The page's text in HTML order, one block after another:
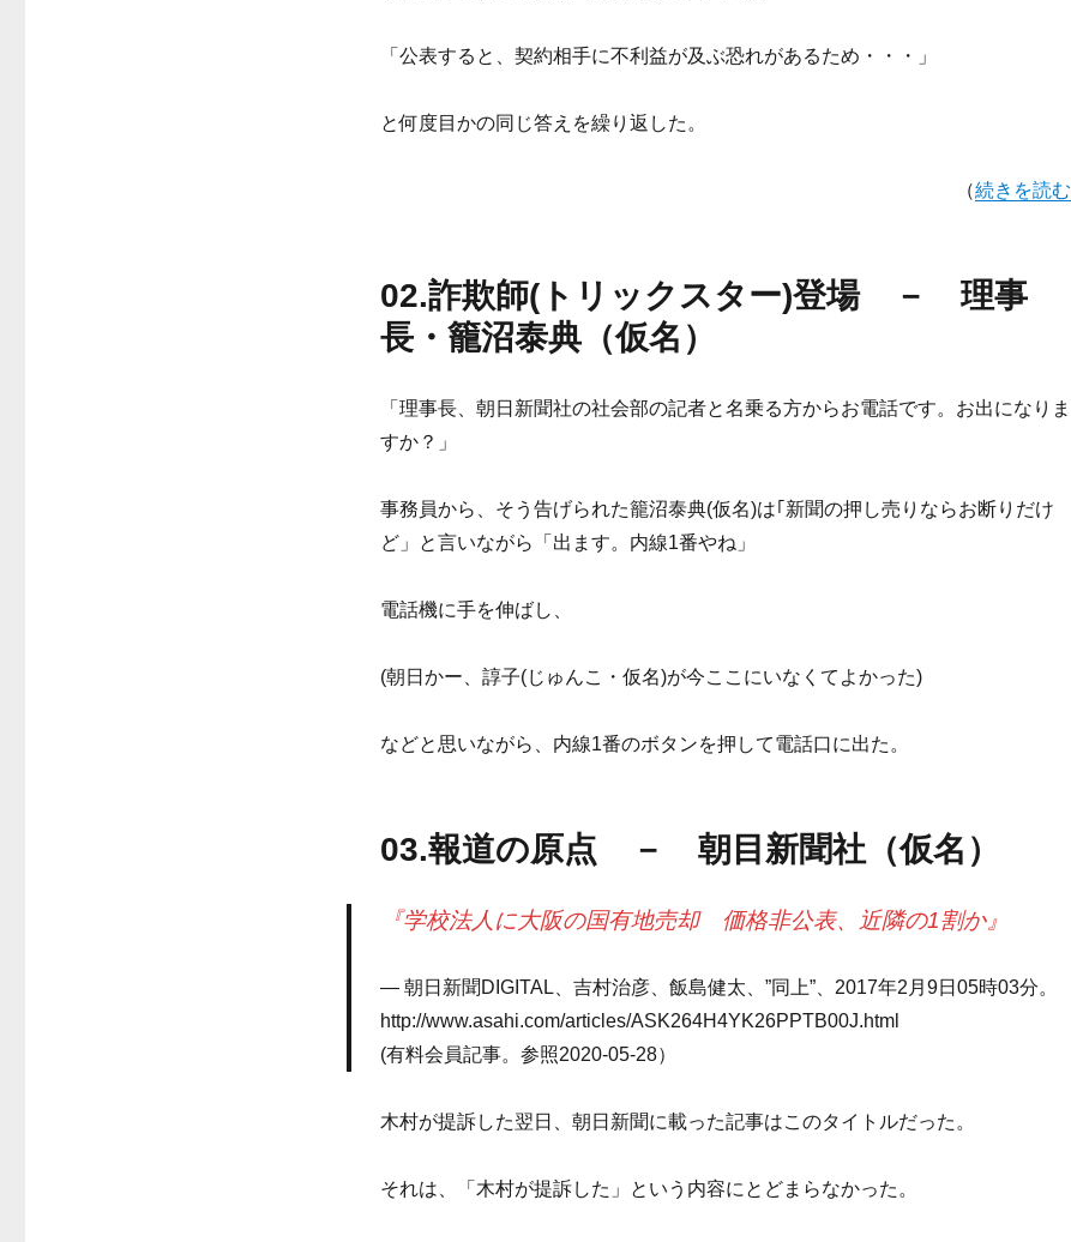
「公表すると、契約相手に不利益が及ぶ恐れがあるため・・・」
と何度目かの同じ答えを繰り返した。
（続きを読む
02.詐欺師(トリックスター)登場 － 理事
長・籠沼泰典（仮名）
「理事長、朝日新聞社の社会部の記者と名乗る方からお電話です。お出になりま
すか？」
事務員から、そう告げられた籠沼泰典(仮名)は｢新聞の押し売りならお断りだけ
ど」と言いながら「出ます。内線1番やね」
電話機に手を伸ばし、
(朝日かー、諄子(じゅんこ・仮名)が今ここにいなくてよかった)
などと思いながら、内線1番のボタンを押して電話口に出た。
03.報道の原点 － 朝目新聞社（仮名）
『学校法人に大阪の国有地売却 価格非公表、近隣の1割か』
朝日新聞DIGITAL、吉村治彦、飯島健太、”同上”、2017年2月9日05時03分。
http://www.asahi.com/articles/ASK264H4YK26PPTB00J.html
(有料会員記事。参照2020-05-28）
木村が提訴した翌日、朝日新聞に載った記事はこのタイトルだった。
それは、「木村が提訴した」という内容にとどまらなかった。